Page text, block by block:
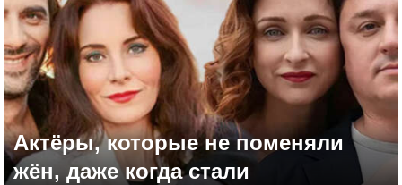
Актёры, которые не поменяли
жён, даже когда стали